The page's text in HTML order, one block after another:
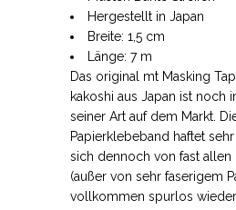
Hergestellt in Japan
Breite: 1,5 cm
Länge: 7 m
Das original mt Masking
kakoshi aus Japan ist noch
seiner Art auf dem Markt.
Papierklebeband haftet
sich dennoch von fast allen
(außer von sehr faserigem
vollkommen spurlos